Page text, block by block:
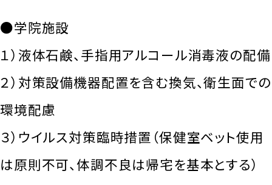
●学院施設
１）液体石鹸、手指用アルコール消毒液の配備
２）対策設備機器配置を含む換気、衛生面での
環境配慮
３）ウイルス対策臨時措置（保健室ベット使用
は原則不可、体調不良は帰宅を基本とする）